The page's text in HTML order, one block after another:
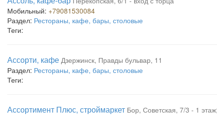
Мобильный: +79081530084
Раздел: Рестораны, кафе, бары, столовые
Теги:
Ассорти, кафе Дзержинск, Правды бульвар, 11
Раздел: Рестораны, кафе, бары, столовые
Теги:
Ассортимент Плюс, строймаркет Бор, Советская, 7/3 - 1